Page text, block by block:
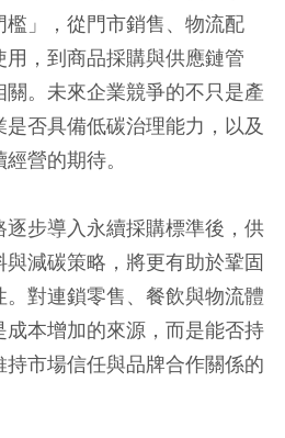
」，從門市銷售、物流配
，到商品採購與供應鏈管
。未來企業競爭的不只是產
否具備低碳治理能力，以及
營的期待。
步導入永續採購標準後，供
減碳策略，將更有助於鞏固
對連鎖零售、餐飲與物流體
本增加的來源，而是能否持
市場信任與品牌合作關係的